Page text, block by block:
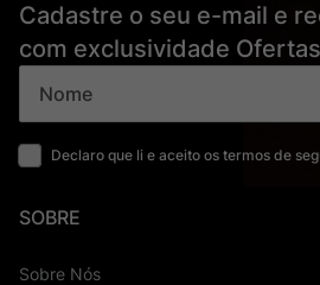
Cadastre o seu e-mail e
com exclusividade
Declaro que li e aceito os termos de
SOBRE
Sobre Nós